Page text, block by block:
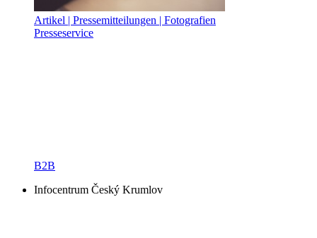
Artikel | Pressemitteilungen | Fotografien
Presseservice
B2B
Infocentrum Český Krumlov